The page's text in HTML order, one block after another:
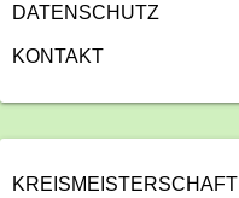
DATENSCHUTZ
KONTAKT
KREISMEISTERSCHAFT